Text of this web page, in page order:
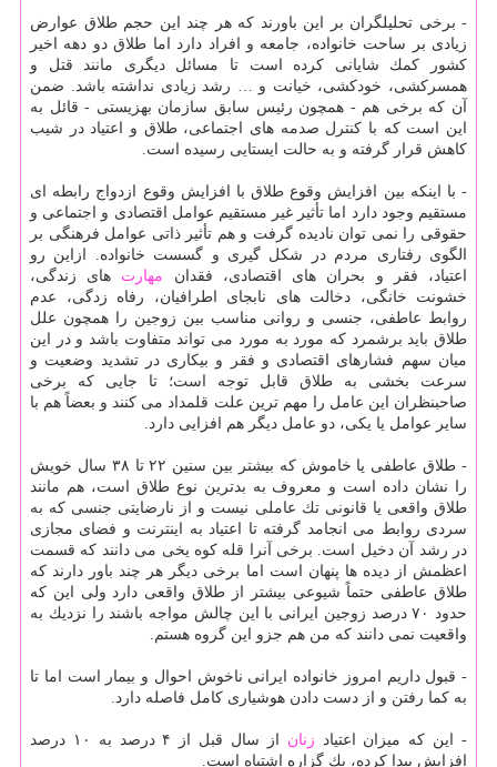
- برخی تحلیلگران بر این باورند كه هر چند این حجم طلاق عوارض
زیادی بر ساحت خانواده، جامعه و افراد دارد اما طلاق دو دهه اخیر
كشور كمك شایانی كرده است تا مسائل دیگری مانند قتل و
همسركشی، خودكشی، خیانت و … رشد زیادی نداشته باشد. ضمن
آن كه برخی هم - همچون رئیس سابق سازمان بهزیستی - قائل به
این است كه با كنترل صدمه های اجتماعی، طلاق و اعتیاد در شیب
كاهش قرار گرفته و به حالت ایستایی رسیده است.
- با اینكه بین افزایش وقوع طلاق با افزایش وقوع ازدواج رابطه ای
مستقیم وجود دارد اما تأثیر غیر مستقیم عوامل اقتصادی و اجتماعی و
حقوقی را نمی توان نادیده گرفت و هم تأثیر ذاتی عوامل فرهنگی بر
الگوی رفتاری مردم در شكل گیری و گسست خانواده. ازاین رو
اعتیاد، فقر و بحران های اقتصادی، فقدان مهارت های زندگی،
خشونت خانگی، دخالت های نابجای اطرافیان، رفاه زدگی، عدم
روابط عاطفی، جنسی و روانی مناسب بین زوجین را همچون علل
طلاق باید برشمرد كه مورد به مورد می تواند متفاوت باشد و در این
میان سهم فشارهای اقتصادی و فقر و بیكاری در تشدید وضعیت و
سرعت بخشی به طلاق قابل توجه است؛ تا جایی كه برخی
صاحبنظران این عامل را مهم ترین علت قلمداد می كنند و بعضاً هم با
سایر عوامل یا یكی، دو عامل دیگر هم افزایی دارد.
- طلاق عاطفی یا خاموش كه بیشتر بین سنین ۲۲ تا ۳۸ سال خویش
را نشان داده است و معروف به بدترین نوع طلاق است، هم مانند
طلاق واقعی یا قانونی تك عاملی نیست و از نارضایتی جنسی كه به
سردی روابط می انجامد گرفته تا اعتیاد به اینترنت و فضای مجازی
در رشد آن دخیل است. برخی آنرا قله كوه یخی می دانند كه قسمت
اعظمش از دیده ها پنهان است اما برخی دیگر هر چند باور دارند كه
طلاق عاطفی حتماً شیوعی بیشتر از طلاق واقعی دارد ولی این كه
حدود ۷۰ درصد زوجین ایرانی با این چالش مواجه باشند را نزدیك به
واقعیت نمی دانند كه من هم جزو این گروه هستم.
- قبول داریم امروز خانواده ایرانی ناخوش احوال و بیمار است اما تا
به كما رفتن و از دست دادن هوشیاری كامل فاصله دارد.
- این كه میزان اعتیاد زنان
از سال قبل از ۴ درصد به ۱۰ درصد
افزایش پیدا كرده، یك گزاره اشتباه است.